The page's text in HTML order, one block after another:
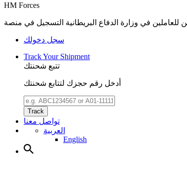
HM Forces
سجل دخولك
Track Your Shipment
تتبع شحنتك
أدخل رقم حجزك لتتابع شحنتك
Track
تواصل معنا
العربية
English